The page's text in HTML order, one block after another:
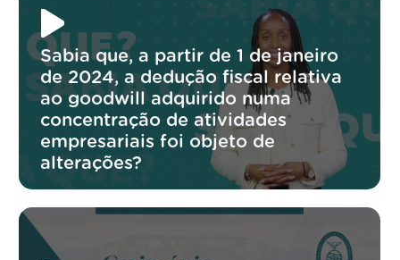
Sabia que, a partir de 1 de janeiro
de 2024, a dedução fiscal relativa
ao goodwill adquirido numa
concentração de atividades
empresariais foi objeto de
alterações?